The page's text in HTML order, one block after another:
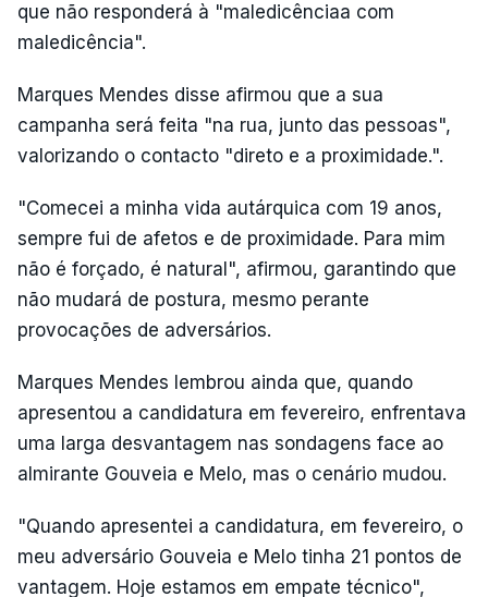
que não responderá à "maledicênciaa com
maledicência".
Marques Mendes disse afirmou que a sua
campanha será feita "na rua, junto das pessoas",
valorizando o contacto "direto e a proximidade.".
"Comecei a minha vida autárquica com 19 anos,
sempre fui de afetos e de proximidade. Para mim
não é forçado, é natural", afirmou, garantindo que
não mudará de postura, mesmo perante
provocações de adversários.
Marques Mendes lembrou ainda que, quando
apresentou a candidatura em fevereiro, enfrentava
uma larga desvantagem nas sondagens face ao
almirante Gouveia e Melo, mas o cenário mudou.
"Quando apresentei a candidatura, em fevereiro, o
meu adversário Gouveia e Melo tinha 21 pontos de
vantagem. Hoje estamos em empate técnico",